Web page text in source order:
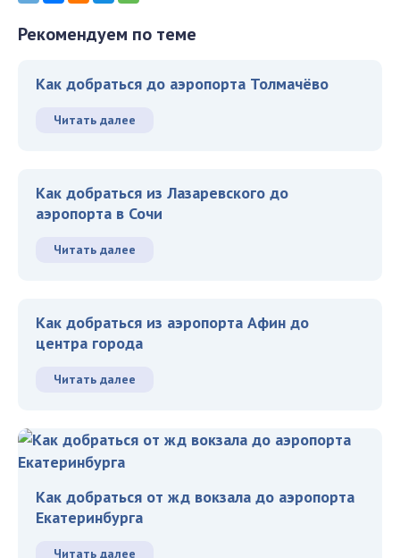
Рекомендуем по теме
Как добраться до аэропорта Толмачёво
Читать далее
Как добраться из Лазаревского до
аэропорта в Сочи
Читать далее
Как добраться из аэропорта Афин до
центра города
Читать далее
Как добраться от жд вокзала до аэропорта
Екатеринбурга
Читать далее